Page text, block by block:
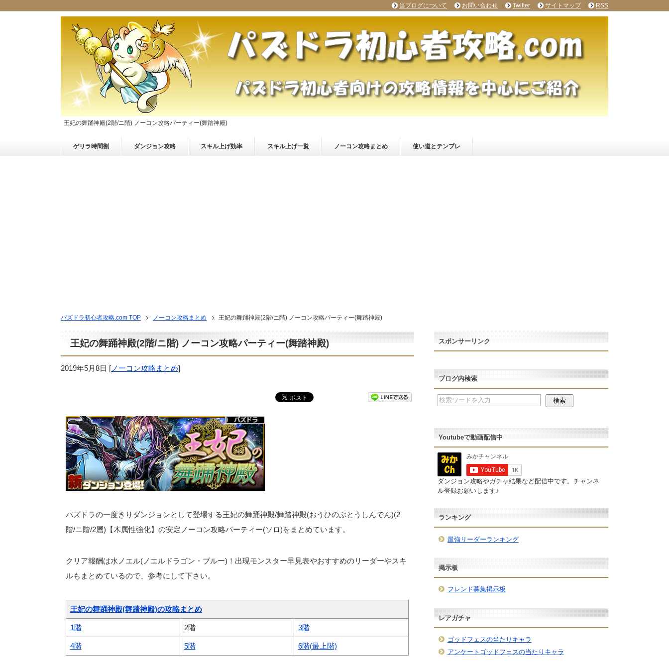
王妃の舞踊神殿(2階/ニ階) ノーコン攻略パーティー(舞踏神殿)
ゲリラ時間割 ダンジョン攻略 スキル上げ効率 スキル上げ一覧 ノーコン攻略まとめ 使い道とテンプレ
パズドラ初心者攻略.com TOP ノーコン攻略まとめ 王妃の舞踊神殿(2階/ニ階) ノーコン攻略パーティー(舞踏神殿)
王妃の舞踊神殿(2階/ニ階) ノーコン攻略パーティー(舞踏神殿)
2019年5月8日 [ノーコン攻略まとめ]
パズドラの一度きりダンジョンとして登場する王妃の舞踊神殿/舞踏神殿(おうひのぶとうしんでん)(2
階/ニ階/2層)【木属性強化】の安定ノーコン攻略パーティー(ソロ)をまとめています。
クリア報酬は水ノエル(ノエルドラゴン・ブルー)！出現モンスター早見表やおすすめのリーダーやスキ
ルもまとめているので、参考にして下さい。
王妃の舞踊神殿(舞踏神殿)の攻略まとめ
1階 2階 3階
4階 5階 6階(最上階)
スポンサーリンク
ブログ内検索
Youtubeで動画配信中
ダンジョン攻略やガチャ結果など配信中です。チャンネ
ル登録お願いします♪
ランキング
最強リーダーランキング
掲示板
フレンド募集掲示板
レアガチャ
ゴッドフェスの当たりキャラ
アンケートゴッドフェスの当たりキャラ
当ブログについて お問い合わせ Twitter サイトマップ RSS